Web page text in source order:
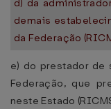
d) da
demais
da Federação
e) do prestador de
Federação, que
neste Estado